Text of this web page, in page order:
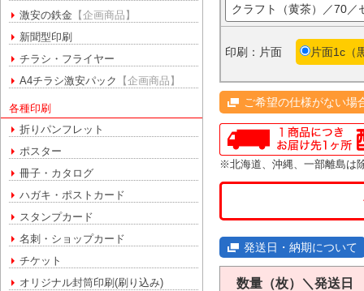
激安の鉄金 【企画商品】
新聞型印刷
チラシ・フライヤー
A4チラシ激安パック
【企画商品】
各種印刷
折りパンフレット
ポスター
冊子・カタログ
ハガキ・ポストカード
スタンプカード
名刺・ショップカード
チケット
オリジナル封筒印刷(刷り込み)
クラフト（黄茶）／70／
印刷：片面 片面1c（
ご希望の仕様がない
※北海道、沖縄、一部離島は
発送日・納期について
数量（枚）＼発送日